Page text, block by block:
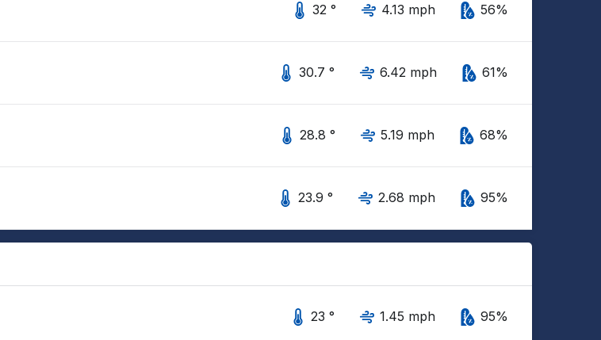
32 ° 4.13 mph 56%
30.7 ° 6.42 mph 61%
28.8 ° 5.19 mph 68%
23.9 ° 2.68 mph 95%
23 ° 1.45 mph 95%